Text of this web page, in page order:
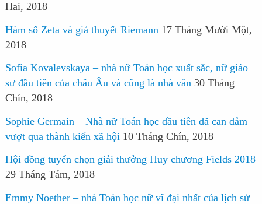
Hai, 2018
Hàm số Zeta và giả thuyết Riemann 17 Tháng Mười Một,
2018
Sofia Kovalevskaya – nhà nữ Toán học xuất sắc, nữ giáo
sư đầu tiên của châu Âu và cũng là nhà văn 30 Tháng
Chín, 2018
Sophie Germain – Nhà nữ Toán học đầu tiên đã can đảm
vượt qua thành kiến xã hội 10 Tháng Chín, 2018
Hội đồng tuyển chọn giải thưởng Huy chương Fields 2018
29 Tháng Tám, 2018
Emmy Noether – nhà Toán học nữ vĩ đại nhất của lịch sử